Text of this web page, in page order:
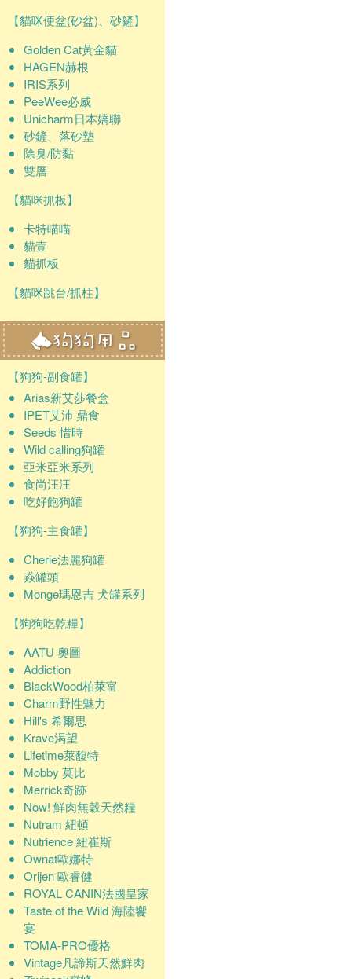
【貓咪便盆(砂盆)、砂鏟】
Golden Cat黃金貓
HAGEN赫根
IRIS系列
PeeWee必威
Unicharm日本嬌聯
砂鏟、落砂墊
除臭/防黏
雙層
【貓咪抓板】
卡特喵喵
貓壹
貓抓板
【貓咪跳台/抓柱】
【狗狗-副食罐】
Arias新艾莎餐盒
IPET艾沛 鼎食
Seeds 惜時
Wild calling狗罐
亞米亞米系列
食尚汪汪
吃好飽狗罐
【狗狗-主食罐】
Cherie法麗狗罐
猋罐頭
Monge瑪恩吉 犬罐系列
【狗狗吃乾糧】
AATU 奧圖
Addiction
BlackWood柏萊富
Charm野性魅力
Hill's 希爾思
Krave渴望
Lifetime萊馥特
Mobby 莫比
Merrick奇跡
Now! 鮮肉無穀天然糧
Nutram 紐頓
Nutrience 紐崔斯
Ownat歐娜特
Orijen 歐睿健
ROYAL CANIN法國皇家
Taste of the Wild 海陸饗
宴
TOMA-PRO優格
Vintage凡諦斯天然鮮肉